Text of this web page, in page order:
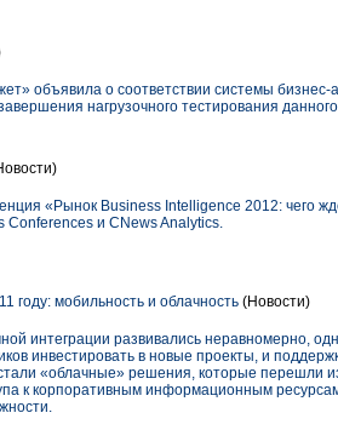
объявила о соответствии системы
нагрузочного тестирования
«Рынок Business Intelligence 2012: чего
Conferences и CNews Analytics.
году: мобильность и облачность (Новости)
интеграции развивались неравномерно,
инвестировать в новые проекты, и
«облачные» решения, которые перешли
к корпоративным информационным